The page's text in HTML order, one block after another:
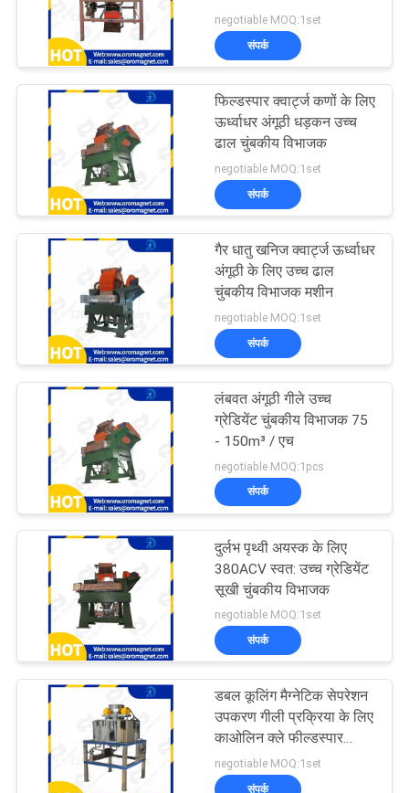
PRIVACY
POLICY
सूखी चुंबकीय विभाजक
101
गीले चुंबकीय विभाजक
109
स्थायी चुंबकीय विभाजक
कन्वेयर बेल्ट चुंबकीय
विभाजक
negotiable MOQ:1set
संपर्क
फिल्डस्पार क्वार्ट्ज कणों के लिए
ऊर्ध्वाधर अंगूठी धड़कन उच्च
ढाल चुंबकीय विभाजक
negotiable MOQ:1set
संपर्क
गैर धातु खनिज क्वार्ट्ज ऊर्ध्वाधर
अंगूठी के लिए उच्च ढाल
चुंबकीय विभाजक मशीन
negotiable MOQ:1set
संपर्क
लंबवत अंगूठी गीले उच्च
ग्रेडियेंट चुंबकीय विभाजक 75
- 150m³ / एच
negotiable MOQ:1pcs
संपर्क
दुर्लभ पृथ्वी अयस्क के लिए
380ACV स्वत: उच्च ग्रेडियेंट
सूखी चुंबकीय विभाजक
negotiable MOQ:1set
संपर्क
डबल कूलिंग मैग्नेटिक सेपरेशन
उपकरण गीली प्रक्रिया के लिए
काओलिन क्ले फील्डस्पार
क्वार्ट्ज स्लरी
negotiable MOQ:1set
संपर्क